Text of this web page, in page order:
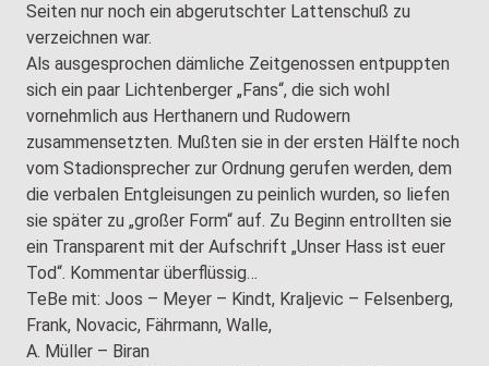
Seiten nur noch ein abgerutschter Lattenschuß zu
verzeichnen war.
Als ausgesprochen dämliche Zeitgenossen entpuppten
sich ein paar Lichtenberger „Fans“, die sich wohl
vornehmlich aus Herthanern und Rudowern
zusammensetzten. Mußten sie in der ersten Hälfte noch
vom Stadionsprecher zur Ordnung gerufen werden, dem
die verbalen Entgleisungen zu peinlich wurden, so liefen
sie später zu „großer Form“ auf. Zu Beginn entrollten sie
ein Transparent mit der Aufschrift „Unser Hass ist euer
Tod“. Kommentar überflüssig…
TeBe mit: Joos – Meyer – Kindt, Kraljevic – Felsenberg,
Frank, Novacic, Fährmann, Walle,
A. Müller – Biran